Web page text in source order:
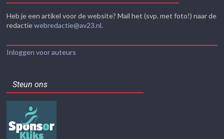
Heb je een artikel voor de website? Mail het (svp. met foto!) naar de
redactiewebredactie@av23.nl.
Inloggen voor auteurs
Steun ons